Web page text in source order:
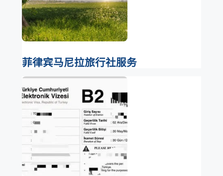
菲律宾马尼拉旅行社服务